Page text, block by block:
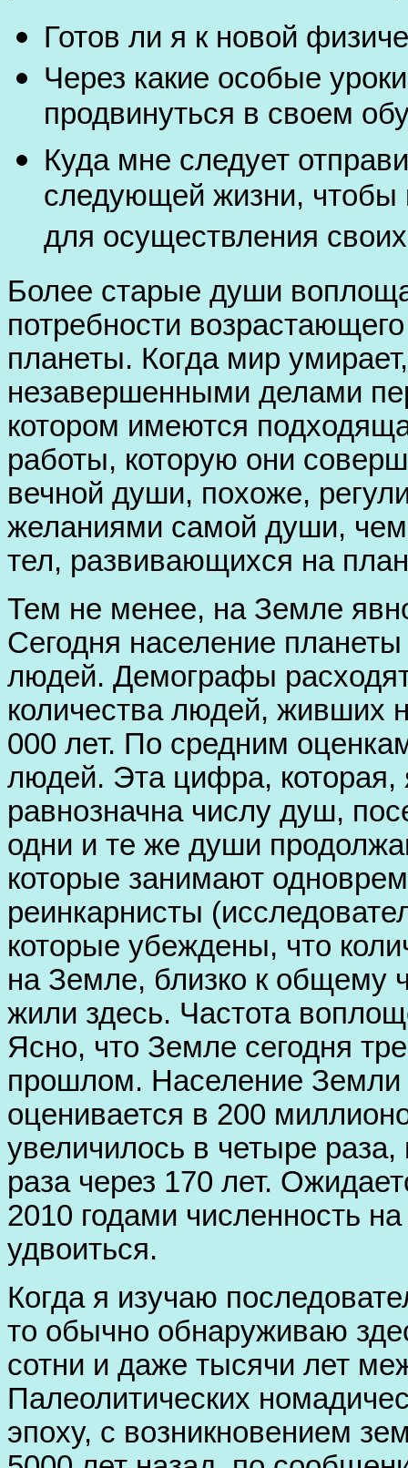
Готов ли я к новой
Через какие особые
продвинуться в своем
Куда мне следует
следующей жизни, чтобы
для осуществления
Более старые души
потребности
планеты. Когда мир
незавершенными делами
котором имеются
работы, которую они
вечной души, похоже,
желаниями самой души,
тел, развивающихся на
Тем не менее, на Земле
Сегодня население
людей. Демографы
количества людей, живших
000 лет. По средним
людей. Эта цифра,
равнозначна числу душ,
одни и те же души
которые занимают
реинкарнисты
которые убеждены, что
на Земле, близко к общему
жили здесь. Частота
Ясно, что Земле сегодня
прошлом. Население
оценивается в 200
увеличилось в четыре
раза через 170 лет.
2010 годами численность
удвоиться.
Когда я изучаю
то обычно обнаруживаю
сотни и даже тысячи лет
Палеолитических
эпоху, с возникновением